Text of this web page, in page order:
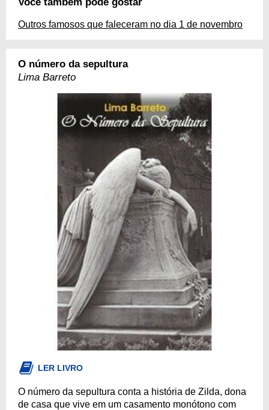
Outros famosos que faleceram no dia 1 de novembro
O número da sepultura
Lima Barreto
LER LIVRO
O número da sepultura conta a história de Zilda, dona
de casa que vive em um casamento monótono com